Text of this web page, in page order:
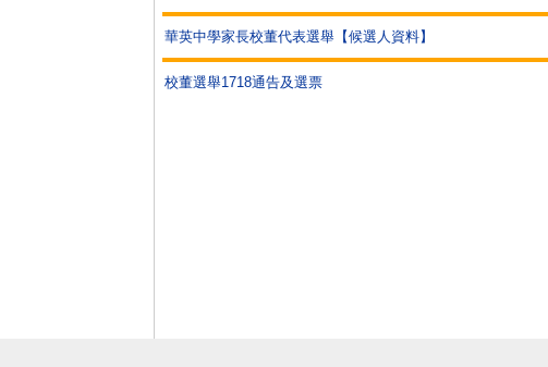
華英中學家長校董代表選舉【候選人資料】
校董選舉1718通告及選票